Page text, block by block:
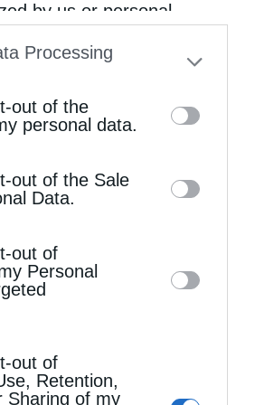
by us or personal
You may separately opt-out
parties on the IAB’s list
This
also be disclosed by us to
theIAB’s List of
third parties.
Processing
out of the
personal data.
out of the Sale
Data.
out of
Personal
out of
Retention,
Sharing of my
Σταυρός: Τι πρέπει να
διακοπών
του Σωτήρος